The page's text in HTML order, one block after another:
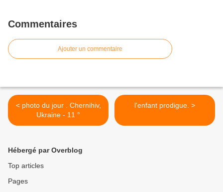
Commentaires
Ajouter un commentaire
< photo du jour . Chernihiv,
Ukraine - 11 °
l'enfant prodigue. >
Hébergé par Overblog
Top articles
Pages